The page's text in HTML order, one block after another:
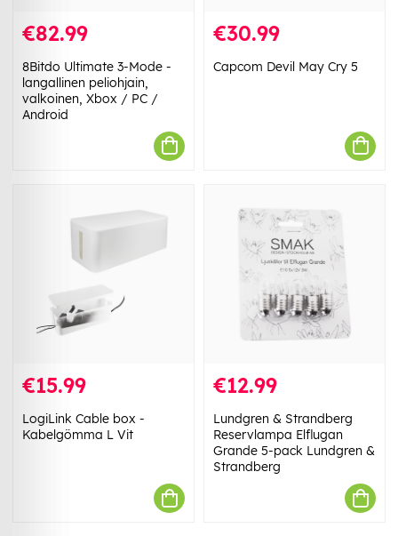
€82.99
8Bitdo Ultimate 3-Mode -
langallinen peliohjain,
valkoinen, Xbox / PC /
Android
€30.99
Capcom Devil May Cry 5
€15.99
LogiLink Cable box -
Kabelgömma L Vit
€12.99
Lundgren & Strandberg
Reservlampa Elflugan
Grande 5-pack Lundgren &
Strandberg